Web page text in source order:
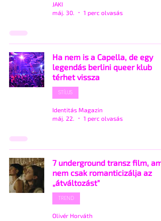
JAKI
máj. 30.
1 perc olvasás
Ha nem is a Capella, de egy
legendás berlini queer klub
térhet vissza
STÍLUS
Identitás Magazin
máj. 22.
1 perc olvasás
7 underground transz film, ami
nem csak romanticizálja az
„átváltozást"
TREND
Olivér Horváth